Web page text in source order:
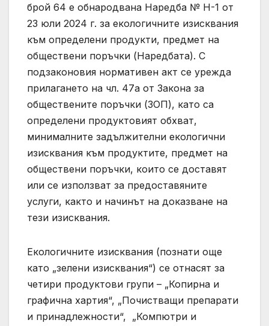
брой 64 е обнародвана Наредба № Н-1 от
23 юли 2024 г. за екологичните изисквания
към определени продукти, предмет на
обществени поръчки (Наредбата). С
подзаконовия нормативен акт се урежда
прилагането на чл. 47а от Закона за
обществените поръчки (ЗОП), като са
определени продуктовият обхват,
минималните задължителни екологични
изисквания към продуктите, предмет на
обществени поръчки, които се доставят
или се използват за предоставяните
услуги, както и начинът на доказване на
тези изисквания.
Екологичните изисквания (познати още
като „зелени изисквания“) се отнасят за
четири продуктови групи – „Копирна и
графична хартия“, „Почистващи препарати
и принадлежности“, „Компютри и